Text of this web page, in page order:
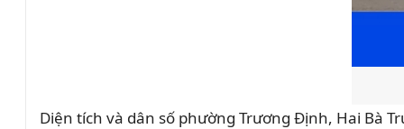
Diện tích và dân số phường Trương Định, Hai Bà